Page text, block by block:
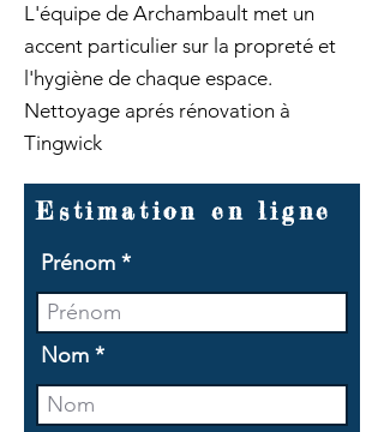
L'équipe de Archambault met un
accent particulier sur la propreté et
l'hygiène de chaque espace.
Nettoyage aprés rénovation à
Tingwick
Estimation en ligne
Prénom
Nom